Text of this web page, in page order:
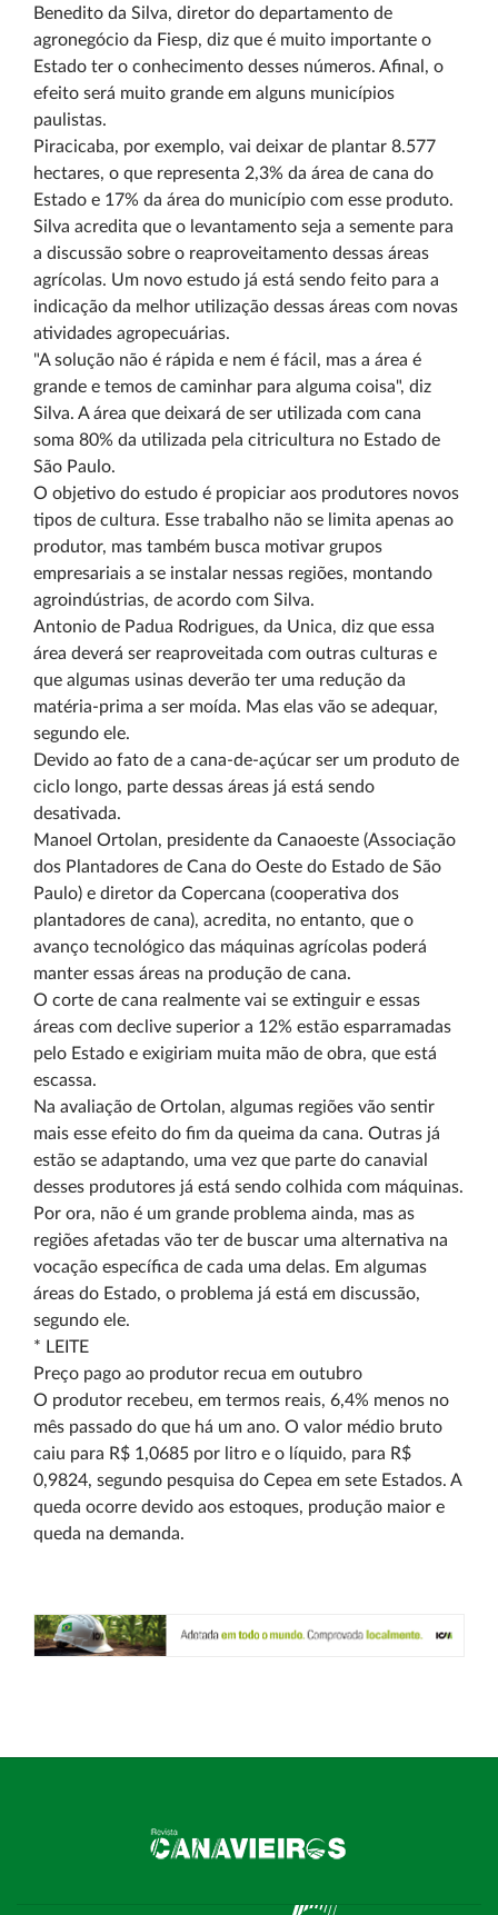
Benedito da Silva, diretor do departamento de
agronegócio da Fiesp, diz que é muito importante o
Estado ter o conhecimento desses números. Afinal, o
efeito será muito grande em alguns municípios
paulistas.
Piracicaba, por exemplo, vai deixar de plantar 8.577
hectares, o que representa 2,3% da área de cana do
Estado e 17% da área do município com esse produto.
Silva acredita que o levantamento seja a semente para
a discussão sobre o reaproveitamento dessas áreas
agrícolas. Um novo estudo já está sendo feito para a
indicação da melhor utilização dessas áreas com novas
atividades agropecuárias.
"A solução não é rápida e nem é fácil, mas a área é
grande e temos de caminhar para alguma coisa", diz
Silva. A área que deixará de ser utilizada com cana
soma 80% da utilizada pela citricultura no Estado de
São Paulo.
O objetivo do estudo é propiciar aos produtores novos
tipos de cultura. Esse trabalho não se limita apenas ao
produtor, mas também busca motivar grupos
empresariais a se instalar nessas regiões, montando
agroindústrias, de acordo com Silva.
Antonio de Padua Rodrigues, da Unica, diz que essa
área deverá ser reaproveitada com outras culturas e
que algumas usinas deverão ter uma redução da
matéria-prima a ser moída. Mas elas vão se adequar,
segundo ele.
Devido ao fato de a cana-de-açúcar ser um produto de
ciclo longo, parte dessas áreas já está sendo
desativada.
Manoel Ortolan, presidente da Canaoeste (Associação
dos Plantadores de Cana do Oeste do Estado de São
Paulo) e diretor da Copercana (cooperativa dos
plantadores de cana), acredita, no entanto, que o
avanço tecnológico das máquinas agrícolas poderá
manter essas áreas na produção de cana.
O corte de cana realmente vai se extinguir e essas
áreas com declive superior a 12% estão esparramadas
pelo Estado e exigiriam muita mão de obra, que está
escassa.
Na avaliação de Ortolan, algumas regiões vão sentir
mais esse efeito do fim da queima da cana. Outras já
estão se adaptando, uma vez que parte do canavial
desses produtores já está sendo colhida com máquinas.
Por ora, não é um grande problema ainda, mas as
regiões afetadas vão ter de buscar uma alternativa na
vocação específica de cada uma delas. Em algumas
áreas do Estado, o problema já está em discussão,
segundo ele.
* LEITE
Preço pago ao produtor recua em outubro
O produtor recebeu, em termos reais, 6,4% menos no
mês passado do que há um ano. O valor médio bruto
caiu para R$ 1,0685 por litro e o líquido, para R$
0,9824, segundo pesquisa do Cepea em sete Estados. A
queda ocorre devido aos estoques, produção maior e
queda na demanda.